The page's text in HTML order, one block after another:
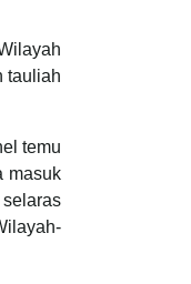
tauliah
temu
masuk